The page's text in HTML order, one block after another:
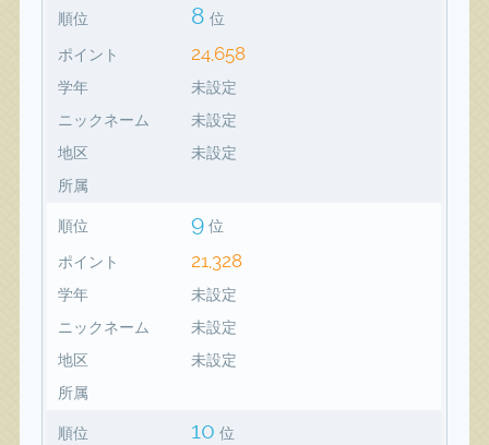
順位 8 位
ポイント 24,658
学年
未設定
ニックネーム
未設定
地区
未設定
所属
順位 9 位
ポイント 21,328
学年
未設定
ニックネーム
未設定
地区
未設定
所属
順位 10 位